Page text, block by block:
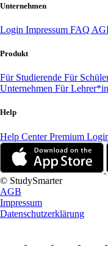
Unternehmen
Login Impressum FAQ
Produkt
Für Studierende Für
Unternehmen Für
Help
Help CenterPremium
© StudySmarter
AGB
Impressum
Datenschutzerklärung